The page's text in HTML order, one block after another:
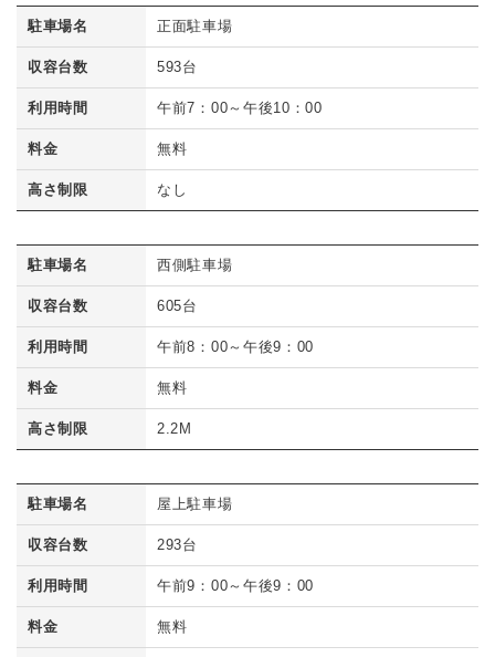
駐車場名 正面駐車場
収容台数 593台
利用時間 午前7：00～午後10：00
料金 無料
高さ制限 なし
駐車場名 西側駐車場
収容台数 605台
利用時間 午前8：00～午後9：00
料金 無料
高さ制限 2.2M
駐車場名 屋上駐車場
収容台数 293台
利用時間 午前9：00～午後9：00
料金 無料